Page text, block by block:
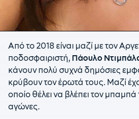
Από το 2018 είναι μαζί με τον
ποδοσφαιριστή, Πάουλο
κάνουν πολύ συχνά δημόσιες
κρύβουν τον έρωτά τους. Μαζί
οποίο θέλει να βλέπει τον
αγώνες.